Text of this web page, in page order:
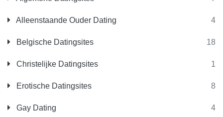
Alleenstaande Ouder Dating 4
Belgische Datingsites 18
Christelijke Datingsites 1
Erotische Datingsites 8
Gay Dating 4